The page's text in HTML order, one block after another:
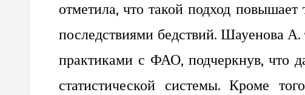
отметила, что такой подход
последствиями бедствий. Шауенова
практиками с ФАО, подчеркнув, что
статистической системы. Кроме